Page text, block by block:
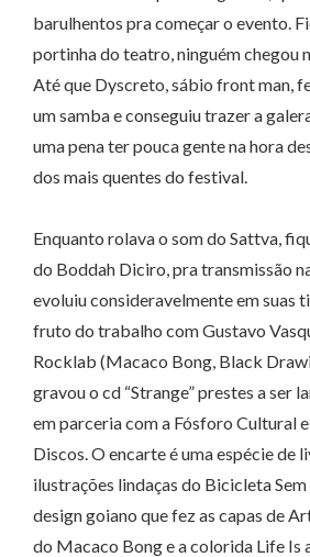
barulhentos pra começar o evento.
portinha do teatro, ninguém chegou
Até que Dyscreto, sábio front man,
um samba e conseguiu trazer a
uma pena ter pouca gente na hora
dos mais quentes do festival.
Enquanto rolava o som do Sattva,
do Boddah Diciro, pra transmissão
evoluiu consideravelmente em suas
fruto do trabalho com Gustavo
Rocklab (Macaco Bong, Black
gravou o cd “Strange” prestes a ser
em parceria com a Fósforo Cultural
Discos. O encarte é uma espécie de
ilustrações lindaças do Bicicleta
design goiano que fez as capas de
do Macaco Bong e a colorida Life Is